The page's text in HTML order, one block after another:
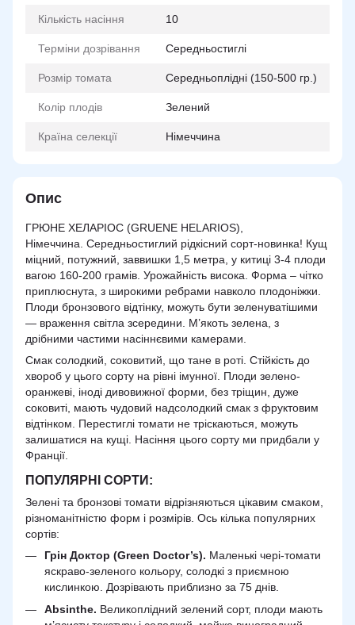
Кількість насіння 10
Терміни дозрівання Середньостиглі
Розмір томата Середньоплідні (150-500 гр.)
Колір плодів Зелений
Країна селекції Німеччина
Опис
ГРЮНЕ ХЕЛАРІОС (GRUENE HELARIOS),
Німеччина. Середньостиглий рідкісний сорт-новинка! Кущ
міцний, потужний, заввишки 1,5 метра, у китиці 3-4 плоди
вагою 160-200 грамів. Урожайність висока. Форма – чітко
приплюснута, з широкими ребрами навколо плодоніжки.
Плоди бронзового відтінку, можуть бути зеленуватішими
— враження світла зсередини. М’якоть зелена, з
дрібними частими насіннєвими камерами.
Смак солодкий, соковитий, що тане в роті. Стійкість до
хвороб у цього сорту на рівні імунної. Плоди зелено-
оранжеві, іноді дивовижної форми, без тріщин, дуже
соковиті, мають чудовий надсолодкий смак з фруктовим
відтінком. Перестиглі томати не тріскаються, можуть
залишатися на кущі. Насіння цього сорту ми придбали у
Франції.
ПОПУЛЯРНІ СОРТИ:
Зелені та бронзові томати відрізняються цікавим смаком,
різноманітністю форм і розмірів. Ось кілька популярних
сортів:
Грін Доктор (Green Doctor’s). Маленькі чері-томати
яскраво-зеленого кольору, солодкі з приємною
кислинкою. Дозрівають приблизно за 75 днів.
Absinthe. Великоплідний зелений сорт, плоди мають